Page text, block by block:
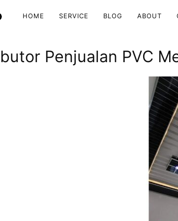
HOME SERVICE BLOG ABOUT
Penjualan PVC